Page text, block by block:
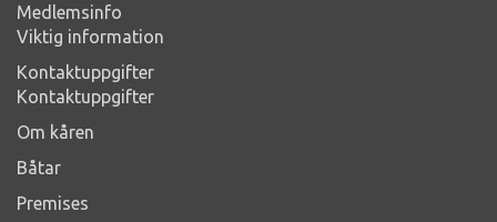
Medlemsinfo
Viktig information
Kontaktuppgifter
Kontaktuppgifter
Om kåren
Båtar
Premises